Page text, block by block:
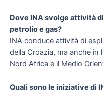
Dove INA svolge attività
petrolio e gas?
INA conduce attività di
della Croazia, ma anche in
Nord Africa e il Medio
Quali sono le iniziative di